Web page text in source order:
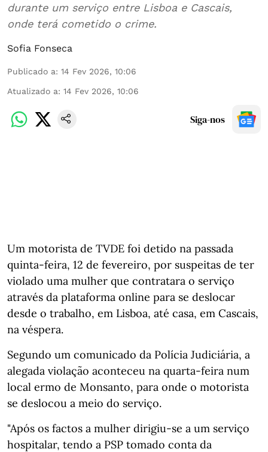
durante um serviço entre Lisboa e Cascais,
onde terá cometido o crime.
Sofia Fonseca
Publicado a: 14 Fev 2026, 10:06
Atualizado a: 14 Fev 2026, 10:06
Siga-nos
Um motorista de TVDE foi detido na passada
quinta-feira, 12 de fevereiro, por suspeitas de ter
violado uma mulher que contratara o serviço
através da plataforma online para se deslocar
desde o trabalho, em Lisboa, até casa, em Cascais,
na véspera.
Segundo um comunicado da Polícia Judiciária, a
alegada violação aconteceu na quarta-feira num
local ermo de Monsanto, para onde o motorista
se deslocou a meio do serviço.
"Após os factos a mulher dirigiu-se a um serviço
hospitalar, tendo a PSP tomado conta da